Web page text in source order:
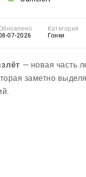
07-2026
Категория
Гонки
— новая часть
заметно